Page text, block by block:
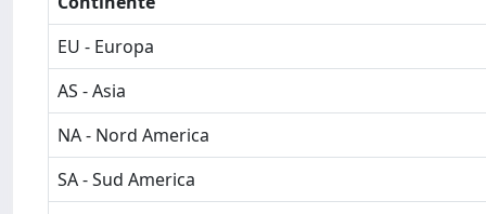
EU - Europa
AS - Asia
NA - Nord America
SA - Sud America